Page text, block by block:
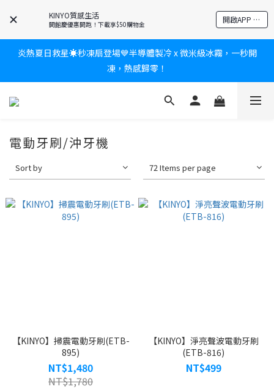
KINYO質感生活
開館慶優惠開跑！下載享$50購物金 開啟APP 享隱藏優惠
新會員送$100購物金✨再享消費回饋無極限
爸氣有禮賞🎁全館任2件9折✨刮鬍刀、按摩家電、電動牙刷、藍芽
耳機🎀給爸爸一個驚喜大禮包
炎熱夏日救星☀️秒凍扇登場💙半導體製冷 x 微米級冰霧，一秒開
凍，熱感歸零！
新會員送$100購物金✨再享消費回饋無極限
電動牙刷/沖牙機
Sort by 72 Items per page
【KINYO】掃震電動牙刷(ETB-
895)
NT$1,480
NT$1,780
【KINYO】淨亮聲波電動牙刷
(ETB-816)
NT$499